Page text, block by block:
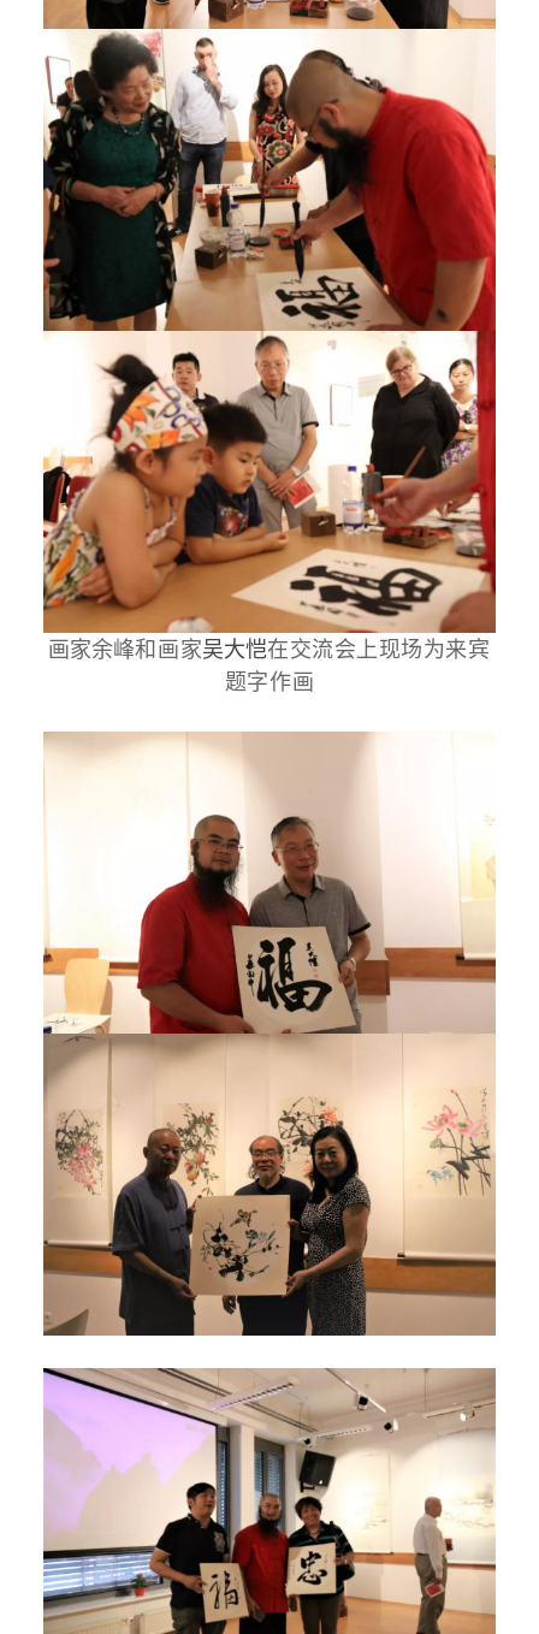
画家余峰和画家吴大恺在交流会上现场为来宾
题字作画